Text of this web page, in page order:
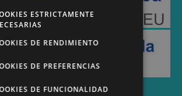
ESTRICTAMENTE
DE RENDIMIENTO
DE PREFERENCIAS
DE FUNCIONALIDAD